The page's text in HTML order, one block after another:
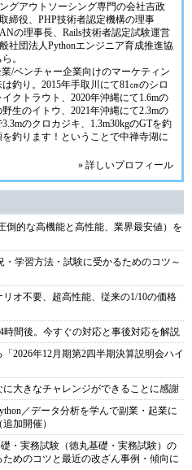
グアウトソーシング専門の会社吉政
締役、 PHP技術者認定機構の理事
の理事長、 Rails技術者認定試験運営
社団法人Pythonエンジニア育成推進協
。
/ベンチャー企業向けのマーケティン
釣り。2015年手取川にて81㎝のシロ
クトラウト、2020年沖縄にて1.6mの
生のイトウ、2021年沖縄にて2.3mの
のクロカジキ、1.3m30kgのGTを釣
釣ります！ということで中禅寺湖に
» 詳しいプロフィール
倒的な高機能と高性能、業界最安値）を
・学習方法・試験に受かるためのコツ～
オ不要、超高性能、従来の1/10の価格
時間後。今すぐの対応と事後対応を解説
2026年12月期第2四半期決算説明会ハイ
大きなチャレンジができることに感謝
／データ分析を学んで副業・起業に
加開催）
・実務試験（徳丸基礎・実務試験）の
めのコツと最近の改ざん事例・傾向に